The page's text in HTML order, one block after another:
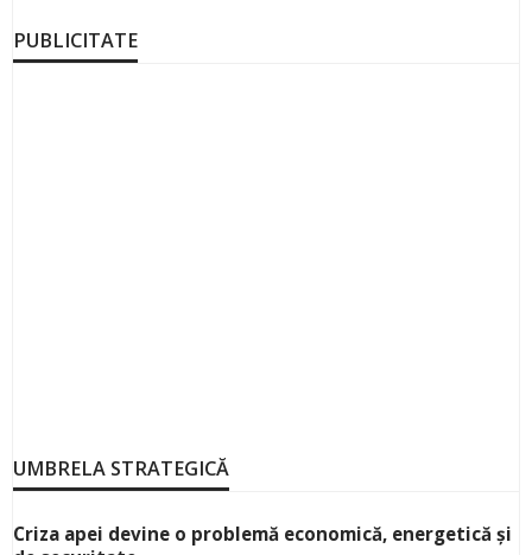
PUBLICITATE
UMBRELA STRATEGICĂ
Criza apei devine o problemă economică, energetică și